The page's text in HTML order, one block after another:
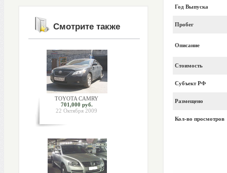
Смотрите также
TOYOTA CAMRY
701,000 руб.
22 Октября 2009
Год Выпуска
Пробег
Описание
Стоимость
Субъект РФ
Размещено
Кол-во просмотров